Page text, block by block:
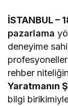
İSTANBUL –
pazarlama
deneyime
rehber
Yaratmanın
bilgi